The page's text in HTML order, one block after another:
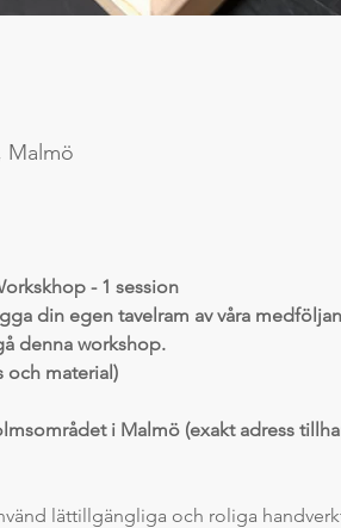
Malmö
- 1 session
din egen tavelram av våra
denna workshop.
och material)
i Malmö (exakt adress
lättillgängliga och roliga